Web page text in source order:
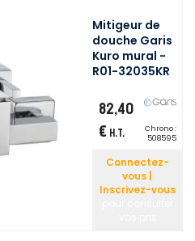
Mitigeur de
douche Garis
Kuro mural -
R01-32035KR
82,40
€ H.T.
Chrono :
508595
Connectez-
vous |
Inscrivez-vous